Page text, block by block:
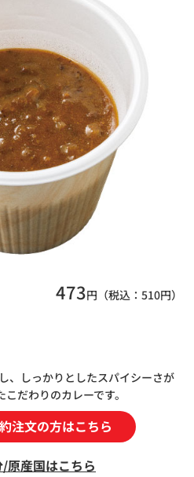
473円（税込： 510円）
、しっかりとしたスパイシーさが
だわりのカレーです。
注文の方はこちら
原産国はこちら